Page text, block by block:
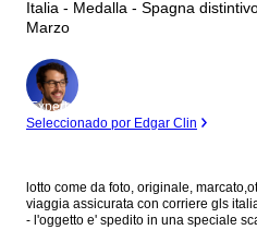
Italia - Medalla - Spagna
Marzo
Experto
Seleccionado por Edgar Clin
lotto come da foto, originale,
viaggia assicurata con corriere gls
- l'oggetto e' spedito in una speciale